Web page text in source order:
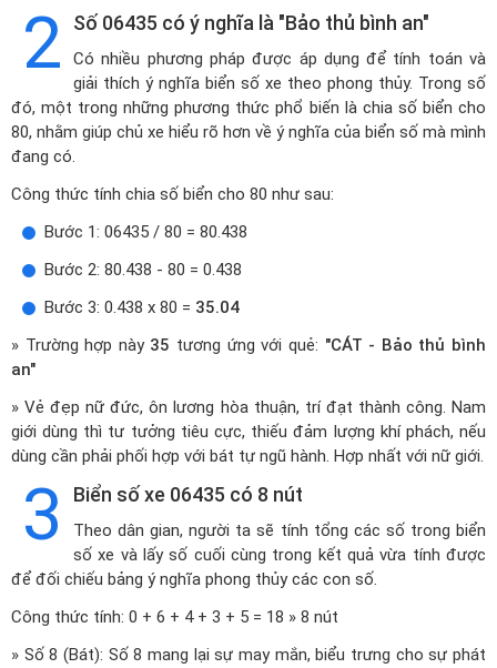
2 Số 06435 có ý nghĩa là "Bảo thủ bình an"
Có nhiều phương pháp được áp dụng để tính toán và
giải thích ý nghĩa biển số xe theo phong thủy. Trong số
đó, một trong những phương thức phổ biến là chia số biển cho
80, nhằm giúp chủ xe hiểu rõ hơn về ý nghĩa của biển số mà mình
đang có.
Công thức tính chia số biển cho 80 như sau:
Bước 1: 06435 / 80 = 80.438
Bước 2: 80.438 - 80 = 0.438
Bước 3: 0.438 x 80 = 35.04
» Trường hợp này 35 tương ứng với quẻ: "CÁT - Bảo thủ bình
an"
» Vẻ đẹp nữ đức, ôn lương hòa thuận, trí đạt thành công. Nam
giới dùng thì tư tưởng tiêu cực, thiếu đảm lượng khí phách, nếu
dùng cần phải phối hợp với bát tự ngũ hành. Hợp nhất với nữ giới.
3 Biển số xe 06435 có 8 nút
Theo dân gian, người ta sẽ tính tổng các số trong biển
số xe và lấy số cuối cùng trong kết quả vừa tính được
để đối chiếu bảng ý nghĩa phong thủy các con số.
Công thức tính: 0 + 6 + 4 + 3 + 5 = 18 » 8 nút
» Số 8 (Bát): Số 8 mang lại sự may mắn, biểu trưng cho sự phát